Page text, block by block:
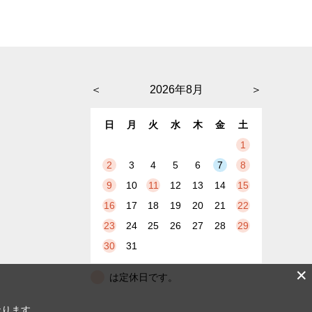
＜ ＞
2026年8月
日 月 火 水 木 金
土
1
2
3 4 5 6 7
8
9
10 11 12 13 14
15
16
17 18 19 20 21
22
23
24 25 26 27 28
29
30
31
は定休日です。 ✕